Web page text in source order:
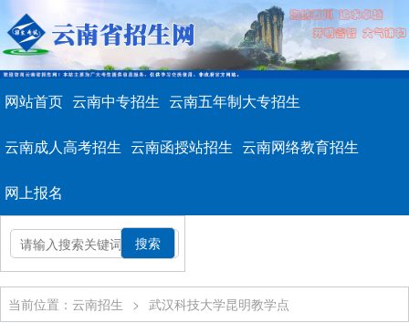
网站首页 云南中专招生 云南五年制大专招生
云南成人高考招生 云南函授站招生 云南网络教育招生
网上报名
当前位置：云南招生 > 武汉科技大学昆明教学点